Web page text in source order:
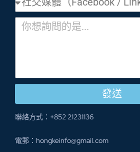
發送
聯絡方式：+852 21231136
電郵：hongkeinfo@gmail.com